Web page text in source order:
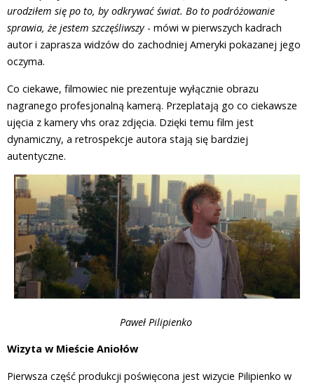
urodziłem się po to, by odkrywać świat. Bo to podróżowanie
sprawia, że jestem szczęśliwszy- mówi w pierwszych kadrach
autor i zaprasza widzów do zachodniej Ameryki pokazanej jego
oczyma.
Co ciekawe, filmowiec nie prezentuje wyłącznie obrazu
nagranego profesjonalną kamerą. Przeplatają go co ciekawsze
ujęcia z kamery vhs oraz zdjęcia. Dzięki temu film jest
dynamiczny, a retrospekcje autora stają się bardziej
autentyczne.
Paweł Pilipienko
Wizyta w Mieście Aniołów
Pierwsza część produkcji poświęcona jest wizycie Pilipienko w